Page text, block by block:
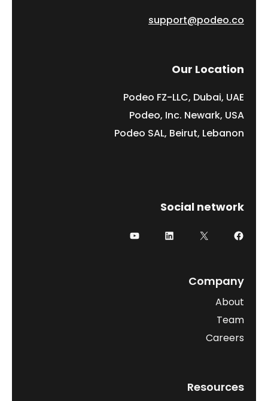
support@podeo.co
Our Location
Podeo FZ-LLC, Dubai, UAE
Podeo, Inc. Newark, USA
Podeo SAL, Beirut, Lebanon
Social network
فيسبوك
إكس لينكد إن يوتيوب
Company
About
Team
Careers
Resources